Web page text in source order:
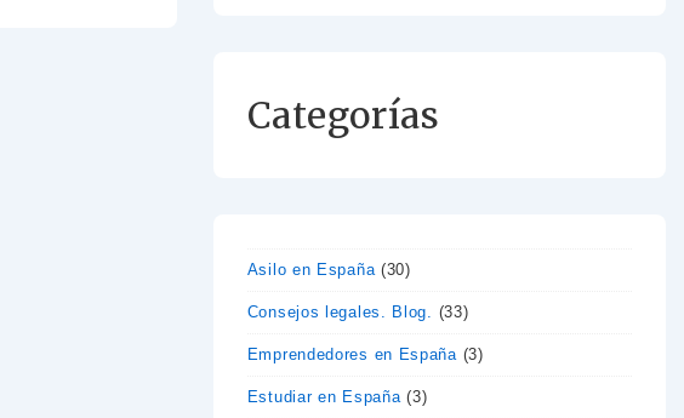
Categorías
Asilo en España(30)
Consejos legales. Blog. (33)
Emprendedores en España(3)
Estudiar en España(3)